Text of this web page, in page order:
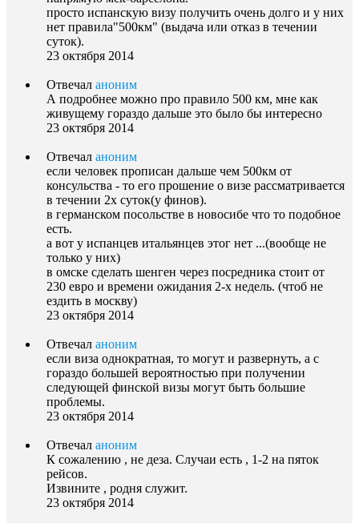
просто испанскую визу получить очень долго и у них
нет правила"500км" (выдача или отказ в течении
суток).
23 октября 2014
Отвечал аноним
А подробнее можно про правило 500 км, мне как
живущему гораздо дальше это было бы интересно
23 октября 2014
Отвечал аноним
если человек прописан дальше чем 500км от
консульства - то его прошение о визе рассматривается
в течении 2х суток(у финов).
в германском посольстве в новосибе что то подобное
есть.
а вот у испанцев итальянцев этог нет ...(вообще не
только у них)
в омске сделать шенген через посредника стоит от
230 евро и времени ожидания 2-х недель. (чтоб не
ездить в москву)
23 октября 2014
Отвечал аноним
если виза однократная, то могут и развернуть, а с
гораздо большей вероятностью при получении
следующей финской визы могут быть большие
проблемы.
23 октября 2014
Отвечал аноним
К сожалению , не деза. Случаи есть , 1-2 на пяток
рейсов.
Извините , родня служит.
23 октября 2014